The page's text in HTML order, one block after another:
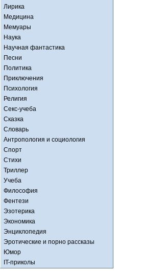
Лирика
Медицина
Мемуары
Наука
Научная фантастика
Песни
Политика
Приключения
Психология
Религия
Секс-учеба
Сказка
Словарь
Антропология и социология
Спорт
Стихи
Триллер
Учеба
Философия
Фентези
Эзотерика
Экономика
Энциклопедия
Эротические и порно рассказы
Юмор
IT-приколы